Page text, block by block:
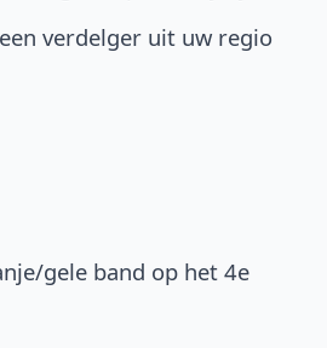
verdelger uit uw regio
gele band op het 4e